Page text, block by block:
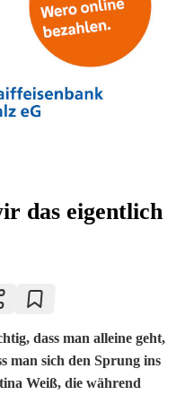
das eigentlich
dass man alleine geht,
man sich den Sprung ins
Weiß, die während